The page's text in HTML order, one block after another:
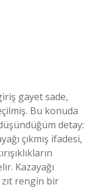
gayet sade,
Bu konuda
detay:
çıkmış ifadesi,
Kazayağı
zıt rengin bir